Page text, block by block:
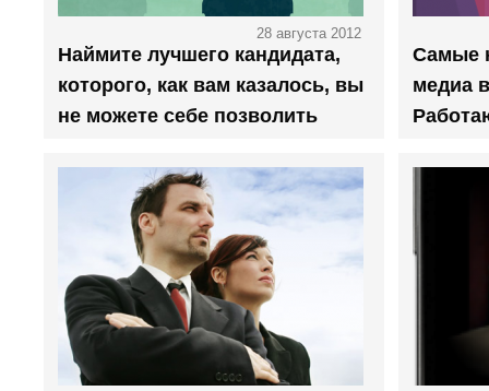
28 августа 2012
Наймите лучшего кандидата,
которого, как вам казалось, вы
не можете себе позволить
Самые
медиа